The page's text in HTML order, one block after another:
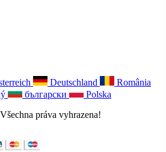
Deutschland
România
български
Polska
práva vyhrazena!